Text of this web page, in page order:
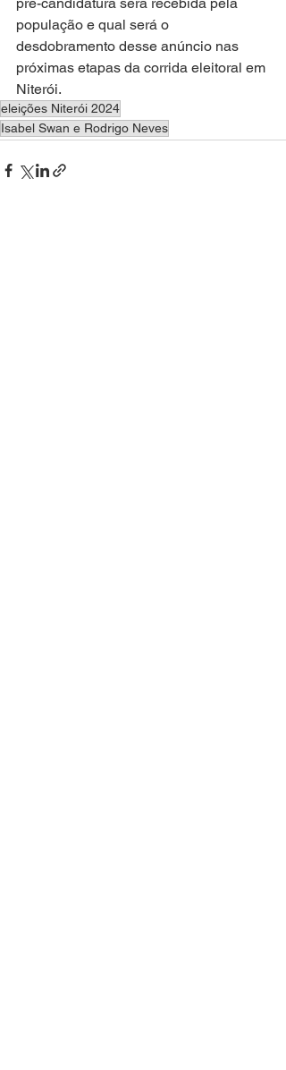
população e qual será o
desdobramento desse anúncio nas
próximas etapas da corrida eleitoral em
Niterói.
eleições Niterói 2024
Isabel Swan e Rodrigo Neves